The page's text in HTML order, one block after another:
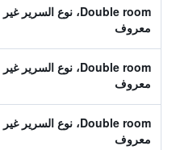
Double room، نوع السرير غير
معروف
Double room، نوع السرير غير
معروف
Double room، نوع السرير غير
معروف